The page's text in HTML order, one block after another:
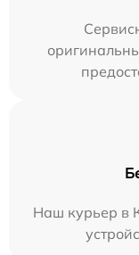
Наш курьер в